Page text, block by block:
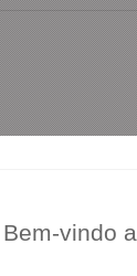
Bem-vindo a